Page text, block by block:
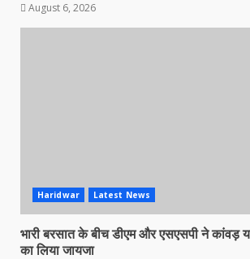
August 6, 2026
Haridwar Latest News
भारी बरसात के बीच डीएम और एसएसपी ने कांवड़
का लिया जायजा